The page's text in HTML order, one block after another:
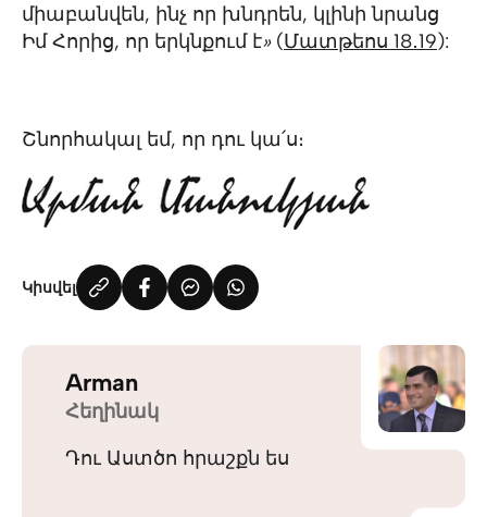
միաբանվեն, ինչ որ խնդրեն, կլինի նրանց
Իմ Հորից, որ երկնքում է» (Մատթեոս 18․19):
Շնորհակալ եմ, որ դու կա՛ս։
Կիսվել
Arman
Հեղինակ
Դու Աստծո հրաշքն ես